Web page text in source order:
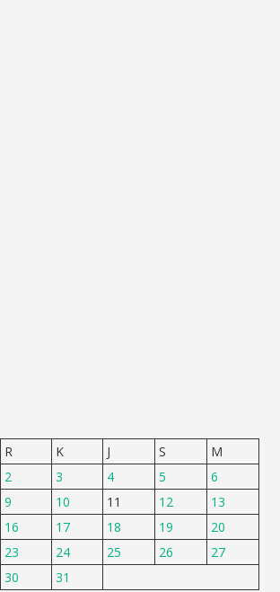
R K J S
M
2 3 4 5
6
9 10 11 12
13
16 17 18 19
20
23 24 25 26
27
30 31